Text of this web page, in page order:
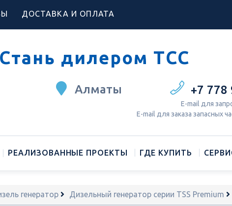
ДОСТАВКА И ОПЛАТА
Стань дилером ТСС
+7 778
Е-mail для
Е-mail для заказа запасных
Алматы
РЕАЛИЗОВАННЫЕ ПРОЕКТЫ ГДЕ КУПИТЬ
генератор Дизельный генератор серии TSS Premium